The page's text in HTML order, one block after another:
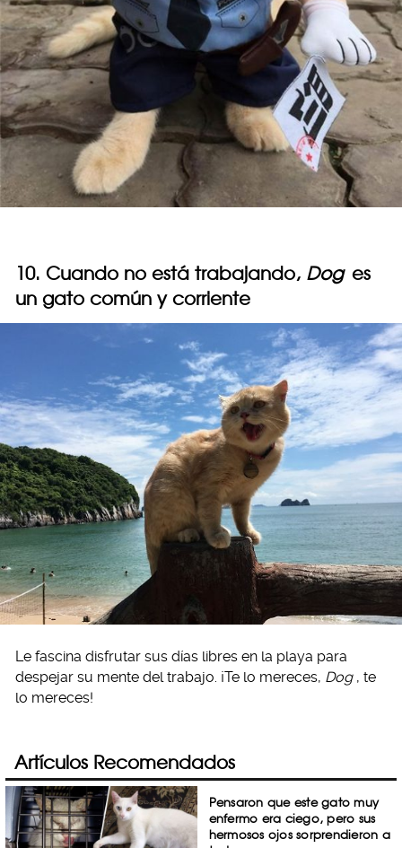
10. Cuando no está trabajando, Dog es
un gato común y corriente
Le fascina disfrutar sus días libres en la playa para
despejar su mente del trabajo. ¡Te lo mereces, Dog , te
lo mereces!
Artículos Recomendados
Pensaron que este gato muy
enfermo era ciego, pero sus
hermosos ojos sorprendieron a